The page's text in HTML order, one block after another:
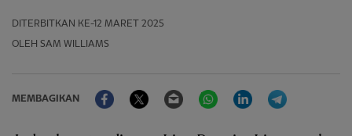
DITERBITKAN KE-12 MARET 2025
OLEH SAM WILLIAMS
MEMBAGIKAN
FacebookTwitter Email WhatsAppLinkedIn